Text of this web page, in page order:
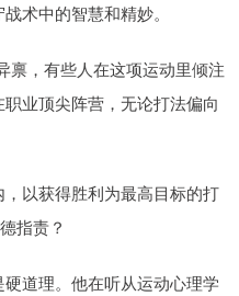
术中的智慧和精妙。
禀，有些人在这项运动里倾注
业顶尖阵营，无论打法偏向
以获得胜利为最高目标的打
指责？
道理。他在听从运动心理学